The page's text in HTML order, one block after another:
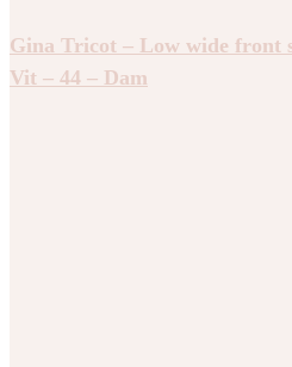
Gina Tricot – Low wide front
Vit – 44 – Dam